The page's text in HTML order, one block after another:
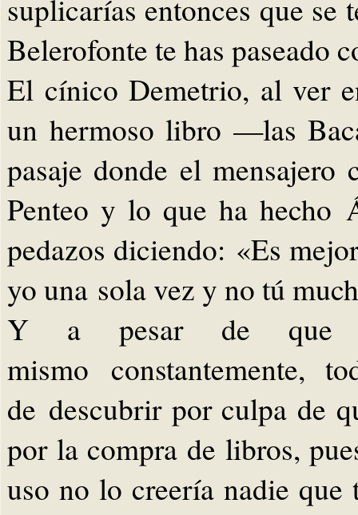
suplicarías entonces que
Belerofonte te has paseado
El cínico Demetrio, al ver
un hermoso libro —las
pasaje donde el
Penteo y lo que ha
pedazos diciendo: «Es
yo una sola vez y no tú
Y a pesar de que
mismo constantemente,
de descubrir por culpa de
por la compra de libros,
uso no lo creería nadie que